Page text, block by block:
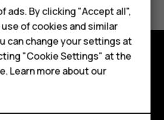
kids
M
ads. By clicking "Accept all",
of cookies and similar
can change your settings at
"Cookie Settings" at the
Learn more about our